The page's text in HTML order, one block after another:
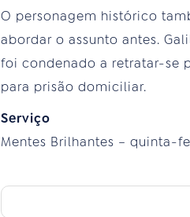
O personagem histórico
abordar o assunto antes.
foi condenado a retratar-se
para prisão domiciliar.
Serviço
Mentes Brilhantes – quinta-